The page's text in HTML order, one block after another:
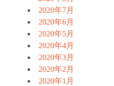
2020年7月
2020年6月
2020年5月
2020年4月
2020年3月
2020年2月
2020年1月